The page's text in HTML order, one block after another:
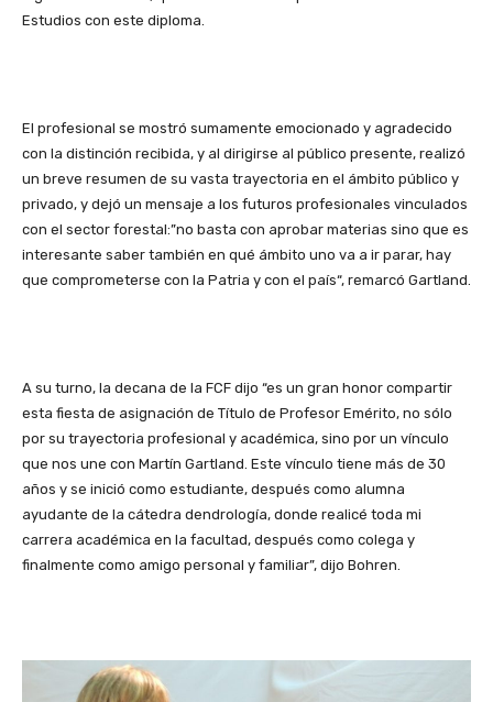
Estudios con este diploma.
El profesional se mostró sumamente emocionado y agradecido
con la distinción recibida, y al dirigirse al público presente, realizó
un breve resumen de su vasta trayectoria en el ámbito público y
privado, y dejó un mensaje a los futuros profesionales vinculados
con el sector forestal:”no basta con aprobar materias sino que es
interesante saber también en qué ámbito uno va a ir parar, hay
que comprometerse con la Patria y con el país“, remarcó Gartland.
A su turno, la decana de la FCF dijo “es un gran honor compartir
esta fiesta de asignación de Título de Profesor Emérito, no sólo
por su trayectoria profesional y académica, sino por un vínculo
que nos une con Martín Gartland. Este vínculo tiene más de 30
años y se inició como estudiante, después como alumna
ayudante de la cátedra dendrología, donde realicé toda mi
carrera académica en la facultad, después como colega y
finalmente como amigo personal y familiar”, dijo Bohren.